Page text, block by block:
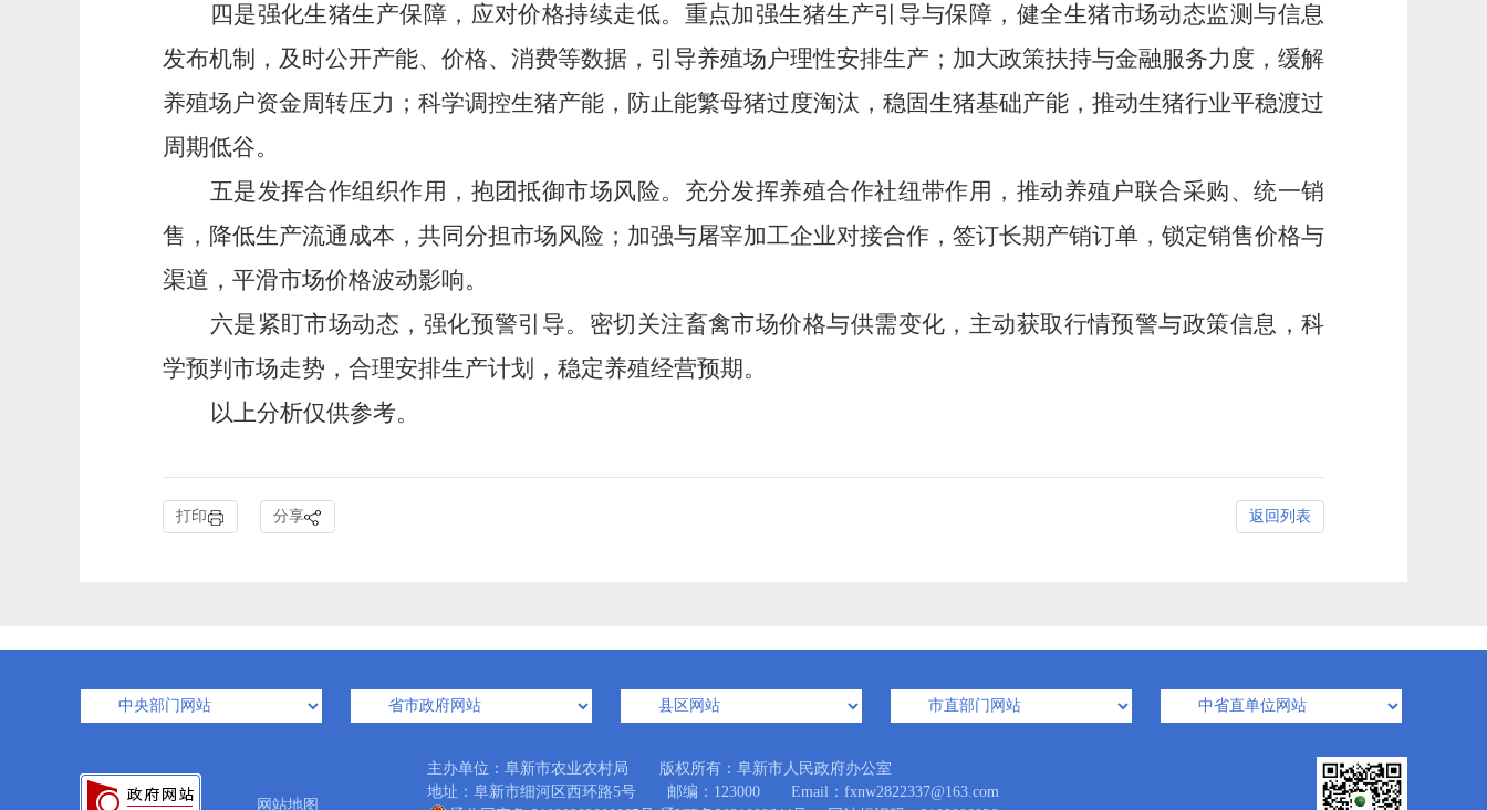
四是强化生猪生产保障，应对价格持续走低。 重点加强生猪生产引导与保障 ， 健全生猪市场动态监测与信息
发布机制，及时公开产能、价格、消费等数据，引导养殖场户理性安排生产；加大政策扶持与金融服务力度，缓解
养殖场户资金周转压力；科学调控生猪产能，防止能繁母猪过度淘汰，稳固生猪基础产能，推动生猪行业平稳渡过
周期低谷。
五是发挥合作组织作用，抱团抵御市场风险。 充分发挥养殖合作社纽带作用，推动养殖户联合采购、统一销
售，降低生产流通成本，共同分担市场风险；加强与屠宰加工企业对接合作，签订长期产销订单，锁定销售价格与
渠道，平滑市场价格波动影响。
六是紧盯市场动态，强化预警引导。 密切关注畜禽市场价格与供需变化，主动获取行情预警与政策信息，科
学预判市场走势，合理安排生产计划，稳定养殖经营预期。
以上分析仅供参考。
打印 分享 返回列表
网站地图
主办单位：阜新市农业农村局 版权所有：阜新市人民政府办公室
地址：阜新市细河区西环路5号 邮编：123000 Email：fxnw2822337@163.com